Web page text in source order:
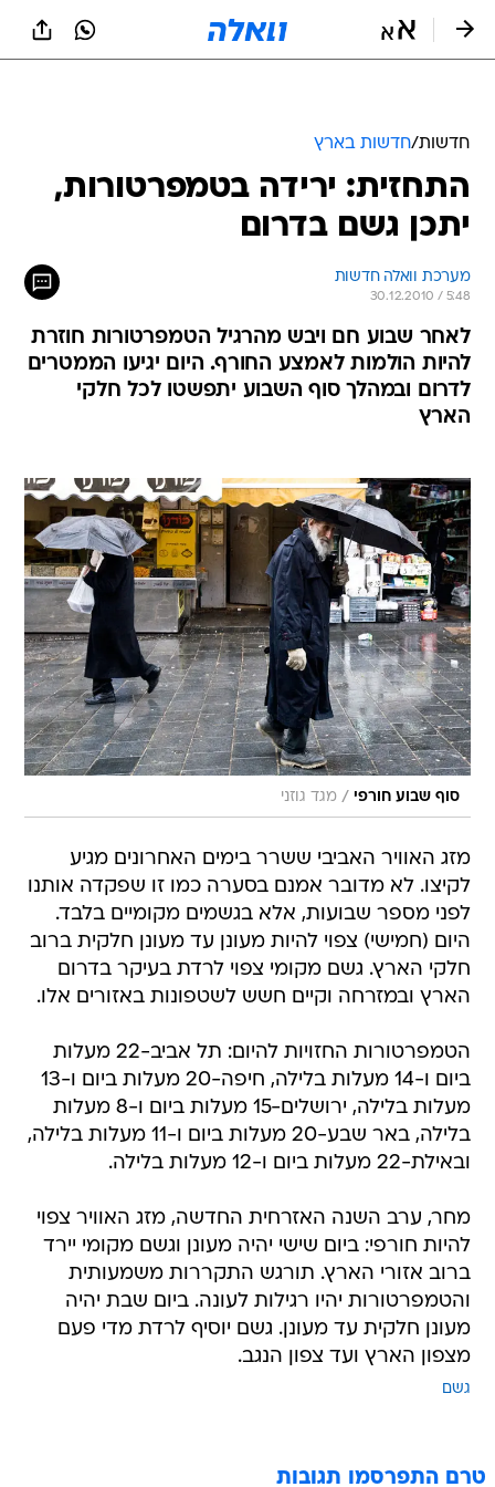
חדשות/חדשות בארץ
התחזית: ירידה בטמפרטורות,
יתכן גשם בדרום
מערכת וואלה חדשות
30.12.2010 / 5:48
לאחר שבוע חם ויבש מהרגיל הטמפרטורות חוזרת
להיות הולמות לאמצע החורף. היום יגיעו הממטרים
לדרום ובמהלך סוף השבוע יתפשטו לכל חלקי
הארץ
סוף שבוע חורפי / מגד גוזני
מזג האוויר האביבי ששרר בימים האחרונים מגיע
לקיצו. לא מדובר אמנם בסערה כמו זו שפקדה אותנו
לפני מספר שבועות, אלא בגשמים מקומיים בלבד.
היום (חמישי) צפוי להיות מעונן עד מעונן חלקית ברוב
חלקי הארץ. גשם מקומי צפוי לרדת בעיקר בדרום
הארץ ובמזרחה וקיים חשש לשטפונות באזורים אלו.
הטמפרטורות החזויות להיום: תל אביב-22 מעלות
ביום ו-14 מעלות בלילה, חיפה-20 מעלות ביום ו-13
מעלות בלילה, ירושלים-15 מעלות ביום ו-8 מעלות
בלילה, באר שבע-20 מעלות ביום ו-11 מעלות בלילה,
ובאילת-22 מעלות ביום ו-12 מעלות בלילה.
מחר, ערב השנה האזרחית החדשה, מזג האוויר צפוי
להיות חורפי: ביום שישי יהיה מעונן וגשם מקומי יירד
ברוב אזורי הארץ. תורגש התקררות משמעותית
והטמפרטורות יהיו רגילות לעונה. ביום שבת יהיה
מעונן חלקית עד מעונן. גשם יוסיף לרדת מדי פעם
מצפון הארץ ועד צפון הנגב.
גשם
טרם התפרסמו תגובות